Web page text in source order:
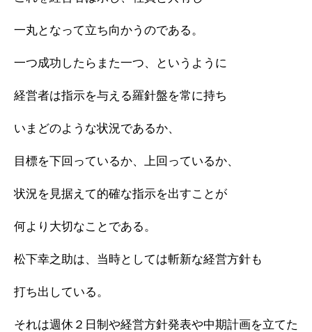
一丸となって立ち向かうのである。
一つ成功したらまた一つ、というように
経営者は指示を与える羅針盤を常に持ち
いまどのような状況であるか、
目標を下回っているか、上回っているか、
状況を見据えて的確な指示を出すことが
何より大切なことである。
松下幸之助は、当時としては斬新な経営方針も
打ち出している。
それは週休２日制や経営方針発表や中期計画を立てた